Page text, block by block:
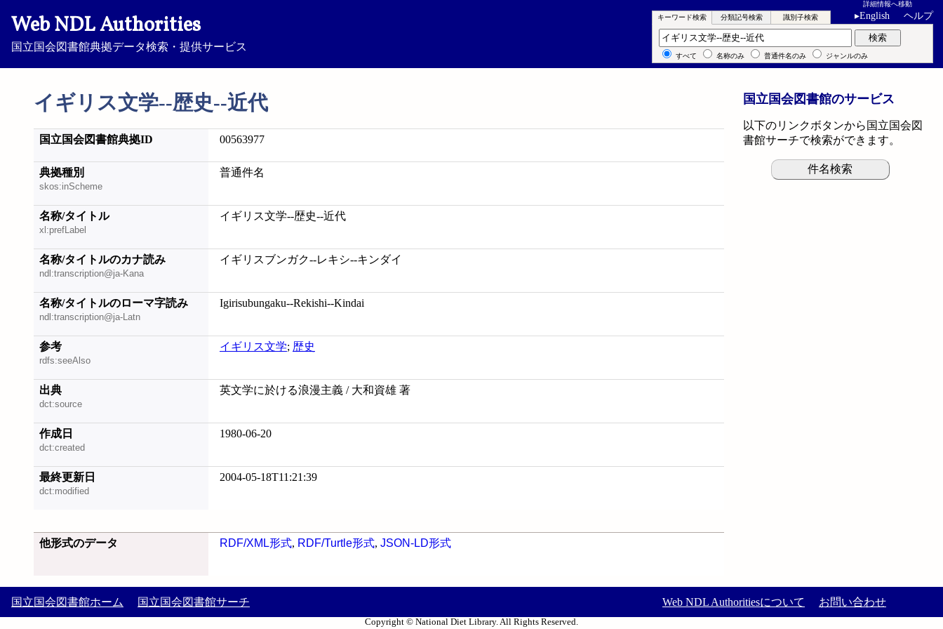
Web NDL Authorities
国立国会図書館典拠データ検索・提供サービス
詳細情報へ移動
▸English ヘルプ
イギリス文学--歴史--近代
キーワード検索 分類記号検索 識別子検索
キーワード検索 検索
すべて 名称のみ 普通件名のみ ジャンルのみ
国立国会図書館典拠ID 00563977
典拠種別
skos:inScheme
普通件名
名称/タイトル
xl:prefLabel
イギリス文学--歴史--近代
名称/タイトルのカナ読み
ndl:transcription@ja-Kana
イギリスブンガク--レキシ--キンダイ
名称/タイトルのローマ字読み
ndl:transcription@ja-Latn
Igirisubungaku--Rekishi--Kindai
参考
rdfs:seeAlso
イギリス文学; 歴史
出典
dct:source
英文学に於ける浪漫主義 / 大和資雄 著
作成日
dct:created
1980-06-20
最終更新日
dct:modified
2004-05-18T11:21:39
他形式のデータ RDF/XML形式, RDF/Turtle形式, JSON-LD形式
国立国会図書館のサービス
以下のリンクボタンから国立国会図
書館サーチで検索ができます。
件名検索
国立国会図書館ホーム 国立国会図書館サーチ Web NDL Authoritiesについて お問い合わせ
Copyright © National Diet Library. All Rights Reserved.